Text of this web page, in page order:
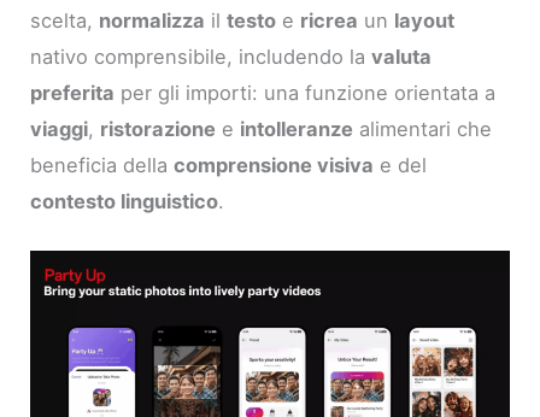
scelta, normalizza iltesto e ricrea un layout
nativo comprensibile, includendo lavaluta
preferita per gli importi: una funzione orientata a
viaggi, ristorazione e intolleranze alimentari che
beneficia dellacomprensione visiva e del
contesto linguistico.